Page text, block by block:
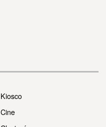
Kiosco
Cine